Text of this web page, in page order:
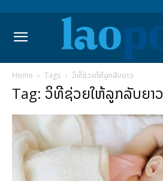
Home Tags ວິທີຊ່ວຍໃຫ້ລູກລັບຍາວ
Tag: ວິທີຊ່ວຍໃຫ້ລູກລັບຍາວ